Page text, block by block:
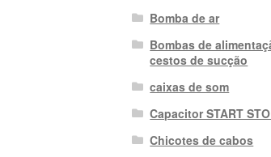
Bomba de ar
Bombas de
cestos de sucção
caixas de som
Capacitor START
Chicotes de cabos